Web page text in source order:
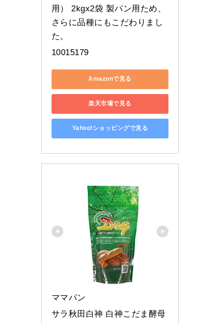
用） 2kgx2袋 製パン用ため、
さらに品種にもこだわりまし
た。
10015179
Amazonで見る
楽天市場で見る
Yahoo!ショッピングで見る
ママパン
サラ秋田白神 白神こだま酵母